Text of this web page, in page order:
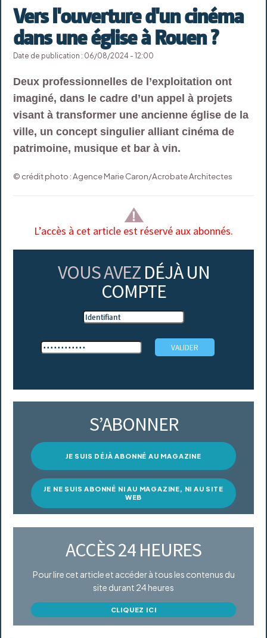
Vers l'ouverture d'un cinéma
dans une église à Rouen ?
Date de publication : 06/08/2024 - 12:00
Deux professionnelles de l’exploitation ont
imaginé, dans le cadre d’un appel à projets
visant à transformer une ancienne église de la
ville, un concept singulier alliant cinéma de
patrimoine, musique et bar à vin.
© crédit photo : Agence Marie Caron/Acrobate Architectes
L’accès à cet article est réservé aux abonnés.
VOUS AVEZ DÉJÀ UN
COMPTE
S’ABONNER
JE SUIS DÉJÀ ABONNÉ AU MAGAZINE
JE NE SUIS ABONNÉ NI AU MAGAZINE, NI AU SITE
WEB
ACCÈS 24 HEURES
Pour lire cet article et accéder à tous les contenus du
site durant 24 heures
CLIQUEZ ICI